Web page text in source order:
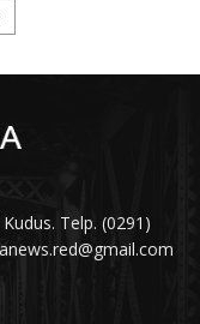
Telp. (0291)